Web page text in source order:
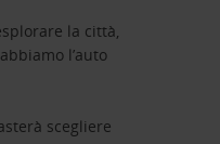
la città,
l’auto
scegliere